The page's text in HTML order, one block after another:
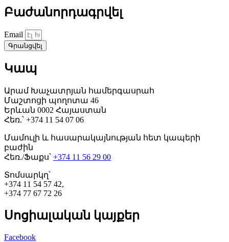
Բաժանորդագրվել
Email
Գրանցվել
Կապ
Արամ Խաչատրյան համերգասրահ
Մաշտոցի պողոտա 46
Երևան 0002 Հայաստան
Հեռ.՝ +374 11 54 07 06
Մամուլի և հասարակայնության հետ կապերի
բաժին
Հեռ./Ֆաքս՝ +374 11 56 29 00
Տոմսարկղ՝
+374 11 54 57 42,
+374 77 67 72 26
Սոցիալական կայքեր
Facebook